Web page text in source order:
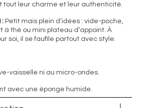
tout leur charme et leur authenticité.
: Petit mais plein d’idées : vide-poche,
à thé ou mini plateau d’appoint. À
soi, il se faufile partout avec style.
vaisselle ni au micro-ondes.
avec une éponge humide.